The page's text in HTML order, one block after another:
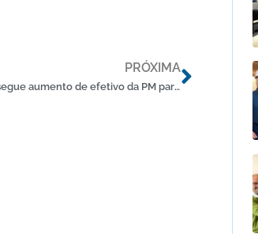
PRÓXIMA
Douglas Melo consegue aumento de efetivo da PM para Sete Lagoas